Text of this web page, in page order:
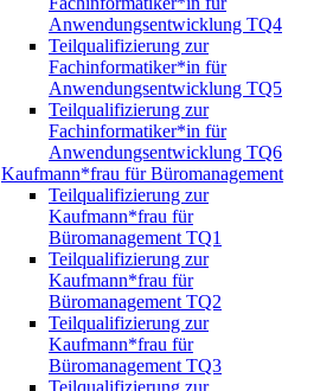
Anwendungsentwicklung TQ4
Teilqualifizierung zur
Fachinformatiker*in für
Anwendungsentwicklung TQ5
Teilqualifizierung zur
Fachinformatiker*in für
Anwendungsentwicklung TQ6
Kaufmann*frau für Büromanagement
Teilqualifizierung zur
Kaufmann*frau für
Büromanagement TQ1
Teilqualifizierung zur
Kaufmann*frau für
Büromanagement TQ2
Teilqualifizierung zur
Kaufmann*frau für
Büromanagement TQ3
Teilqualifizierung zur